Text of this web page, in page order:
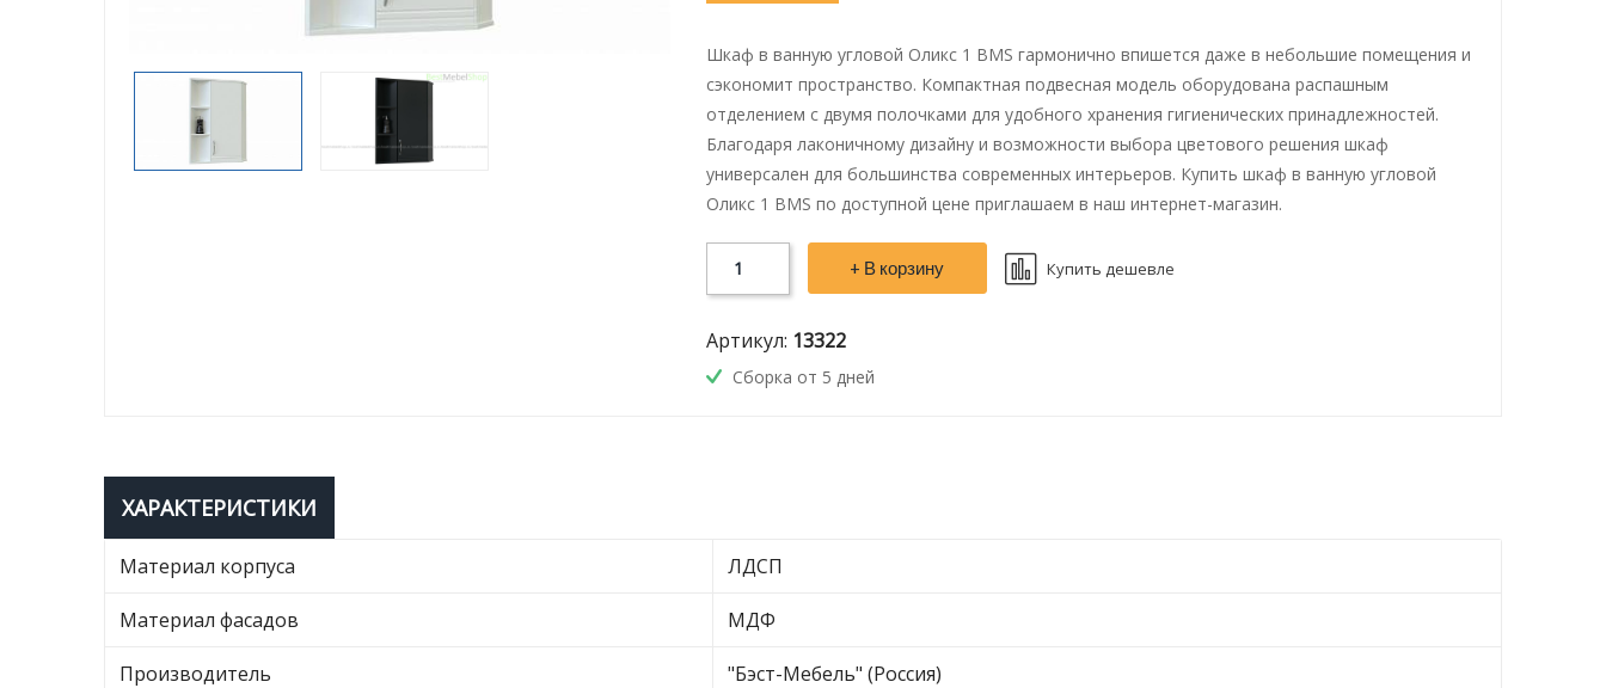
Шкаф в ванную угловой Оликс 1 BMS гармонично впишется даже в небольшие помещения и
сэкономит пространство. Компактная подвесная модель оборудована распашным
отделением с двумя полочками для удобного хранения гигиенических принадлежностей.
Благодаря лаконичному дизайну и возможности выбора цветового решения шкаф
универсален для большинства современных интерьеров. Купить шкаф в ванную угловой
Оликс 1 BMS по доступной цене приглашаем в наш интернет-магазин.
+ В корзину Купить дешевле
Артикул: 13322
Сборка от 5 дней
ХАРАКТЕРИСТИКИ
Материал корпуса ЛДСП
Материал фасадов МДФ
Производитель "Бэст-Мебель" (Россия)